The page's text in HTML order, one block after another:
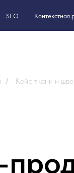
Контекстная реклама
/ Кейс ткани и